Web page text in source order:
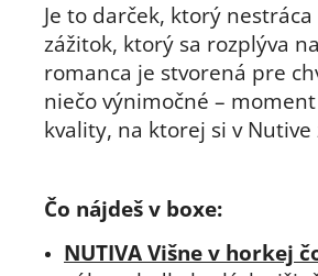
Je to darček, ktorý
zážitok, ktorý sa rozplýva
romanca je stvorená pre
niečo výnimočné –
kvality, na ktorej si v Nutive
Čo nájdeš v boxe:
NUTIVA Višne v horkej